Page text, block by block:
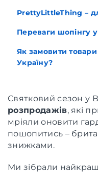
PrettyLittleThing –
Переваги шопінгу
Як замовити
Україну?
Святковий сезон у
розпродажів, які
мріяли оновити
пошопитись –
знижками.
Ми зібрали